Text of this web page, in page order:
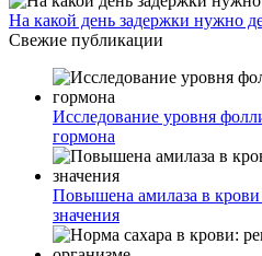
На какой день задержки нужно
Свежие публикации
Исследование уровня
гормона
Повышена амилаза в
значения